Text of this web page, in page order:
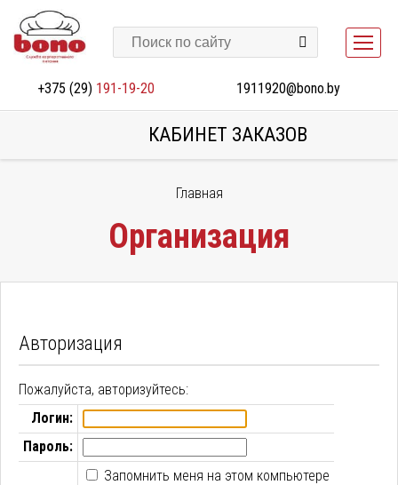
+375 (29) 191-19-20 1911920@bono.by
КАБИНЕТ ЗАКАЗОВ
Главная
Организация
Авторизация
Пожалуйста, авторизуйтесь:
Логин:
Пароль:
Запомнить меня на этом компьютере